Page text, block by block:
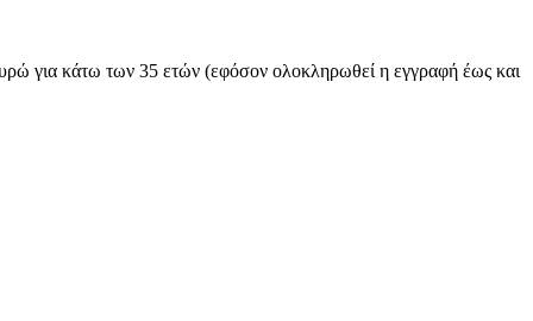
για κάτω των 35 ετών (εφόσον ολοκληρωθεί η εγγραφή έως και